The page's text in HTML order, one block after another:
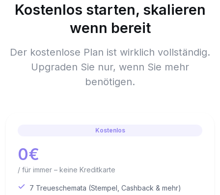
Kostenlos starten, skalieren
wenn bereit
Der kostenlose Plan ist wirklich vollständig.
Upgraden Sie nur, wenn Sie mehr
benötigen.
Kostenlos
0€
/ für immer – keine Kreditkarte
7 Treueschemata (Stempel, Cashback & mehr)